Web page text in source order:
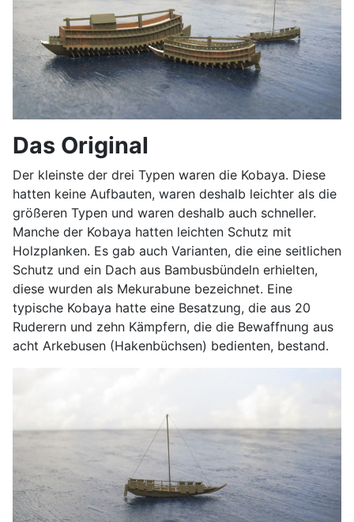
Das Original
Der kleinste der drei Typen waren die Kobaya. Diese
hatten keine Aufbauten, waren deshalb leichter als die
größeren Typen und waren deshalb auch schneller.
Manche der Kobaya hatten leichten Schutz mit
Holzplanken. Es gab auch Varianten, die eine seitlichen
Schutz und ein Dach aus Bambusbündeln erhielten,
diese wurden als Mekurabune bezeichnet. Eine
typische Kobaya hatte eine Besatzung, die aus 20
Ruderern und zehn Kämpfern, die die Bewaffnung aus
acht Arkebusen (Hakenbüchsen) bedienten, bestand.